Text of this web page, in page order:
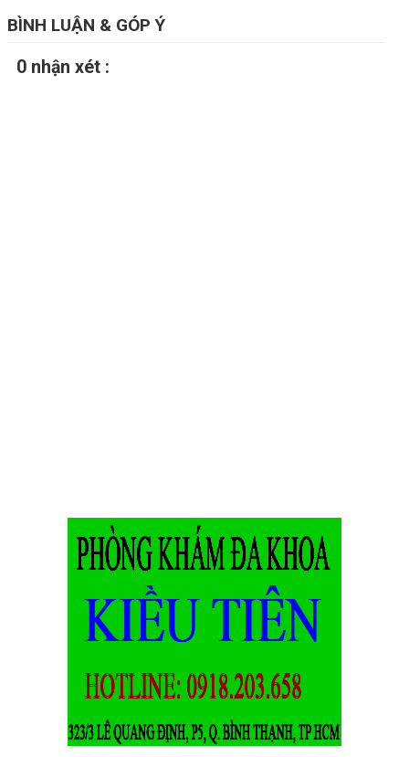
BÌNH LUẬN & GÓP Ý
0 nhận xét :